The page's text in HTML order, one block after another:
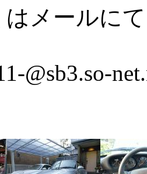
メールに
@sb3.so-